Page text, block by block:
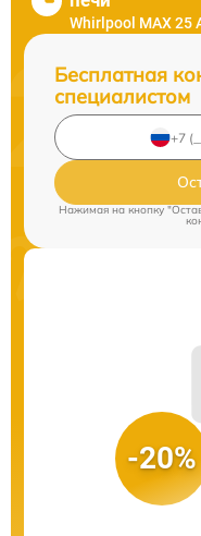
Whirlpool MAX 25
Бесплатная
специалистом
Нажимая на кнопку
-20%